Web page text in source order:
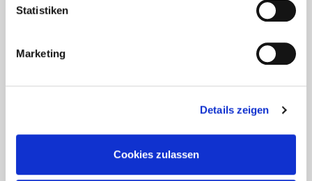
Statistiken
Marketing
Details zeigen
Cookies zulassen
Coronavirus in Norwegen –
Osten?
Mehr erfahren